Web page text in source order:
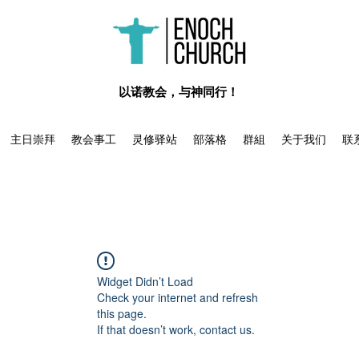
​以诺教会，与神同行！
主日崇拜 教会事工 灵修驿站 部落格 群組 关于我们 联
Widget Didn’t Load
Check your internet and refresh
this page.
If that doesn’t work, contact us.